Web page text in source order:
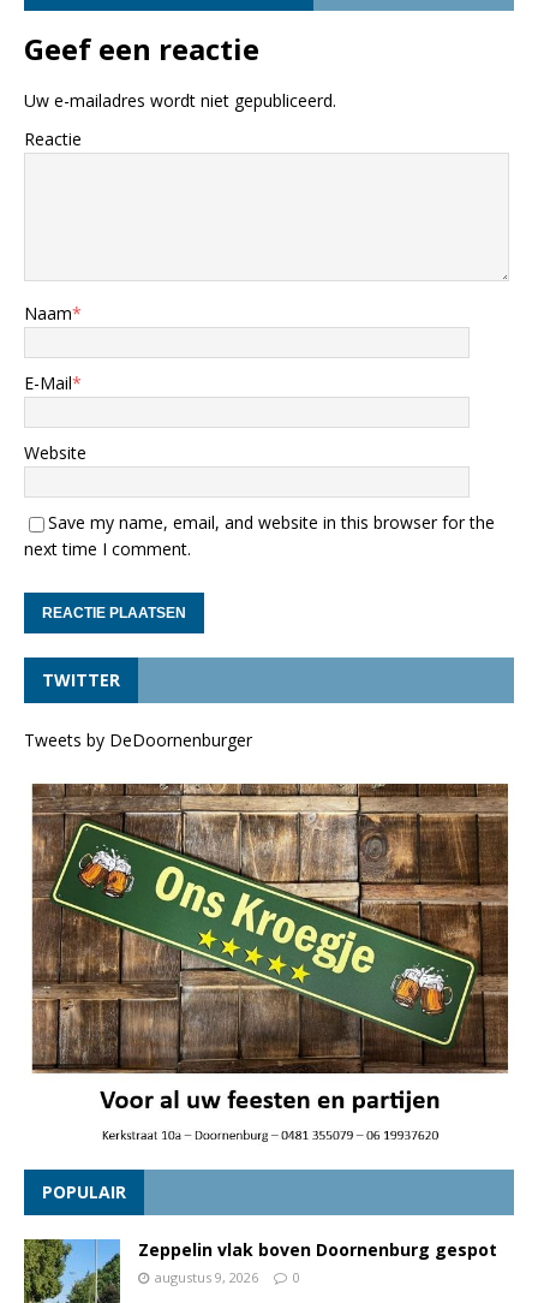
Geef een reactie
Uw e-mailadres wordt niet gepubliceerd.
Reactie
Naam*
E-Mail*
Website
Save my name, email, and website in this browser for the
next time I comment.
TWITTER
Tweets by DeDoornenburger
POPULAIR
Zeppelin vlak boven Doornenburg gespot
augustus 9, 2026 0